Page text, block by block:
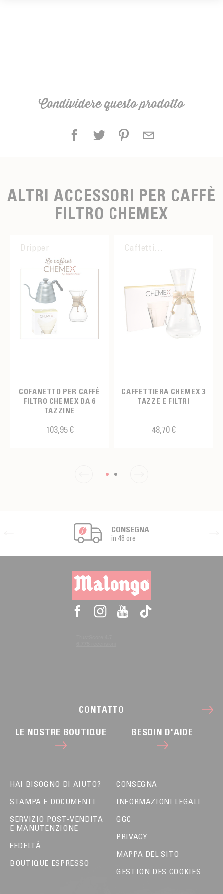
Condividere questo prodotto
ALTRI ACCESSORI PER CAFFÈ
FILTRO CHEMEX
Dripper
COFANETTO PER CAFFÈ
FILTRO CHEMEX DA 6
TAZZINE
103,95 €
Caffettiera
CAFFETTIERA CHEMEX 3
TAZZE E FILTRI
48,70 €
CONSEGNA
in 48 ore
CONTATTO
LE NOSTRE BOUTIQUE BESOIN D'AIDE
HAI BISOGNO DI AIUTO?
STAMPA E DOCUMENTI
SERVIZIO POST-VENDITA
E MANUTENZIONE
FEDELTÀ
BOUTIQUE ESPRESSO
CONSEGNA
INFORMAZIONI LEGALI
GGC
PRIVACY
MAPPA DEL SITO
GESTION DES COOKIES